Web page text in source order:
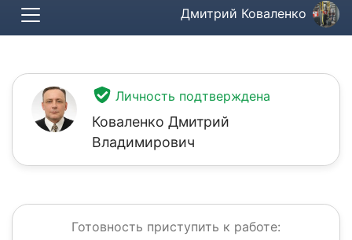
Дмитрий Коваленко
Личность подтверждена
Коваленко Дмитрий
Владимирович
Готовность приступить к работе: